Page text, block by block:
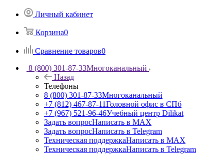
Личный кабинет
Корзина0
Сравнение товаров0
8 (800) 301-87-33Многоканальный
Назад
Телефоны
8 (800) 301-87-33Многоканальный
+7 (812) 467-87-11Головной офис в СПб
+7 (967) 521-96-46Учебный центр Dilikat
Задать вопросНаписать в MAX
Задать вопросНаписать в Telegram
Техническая поддержкаНаписать в MAX
Техническая поддержкаНаписать в Telegram